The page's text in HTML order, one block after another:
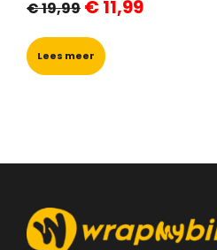
€19,99 prijs
€ 19,99.
€11,99prijs
Lees meer